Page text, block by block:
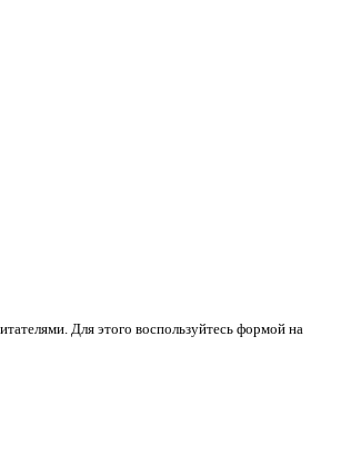
Для этого воспользуйтесь формой на